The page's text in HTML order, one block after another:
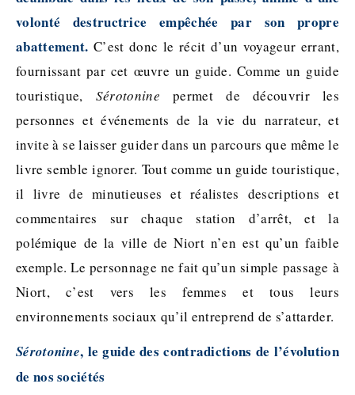
volonté destructrice empêchée par son propre
abattement. C’est donc le récit d’un voyageur errant,
fournissant par cet œuvre un guide. Comme un guide
touristique, Sérotonine permet de découvrir les
personnes et événements de la vie du narrateur, et
invite à se laisser guider dans un parcours que même le
livre semble ignorer. Tout comme un guide touristique,
il livre de minutieuses et réalistes descriptions et
commentaires sur chaque station d’arrêt, et la
polémique de la ville de Niort n’en est qu’un faible
exemple. Le personnage ne fait qu’un simple passage à
Niort, c’est vers les femmes et tous leurs
environnements sociaux qu’il entreprend de s’attarder.
Sérotonine, le guide des contradictions de l’évolution
de nos sociétés